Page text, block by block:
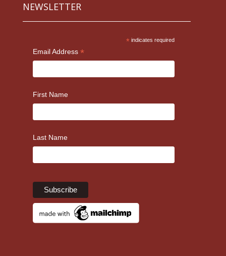
NEWSLETTER
* indicates required
Email Address *
First Name
Last Name